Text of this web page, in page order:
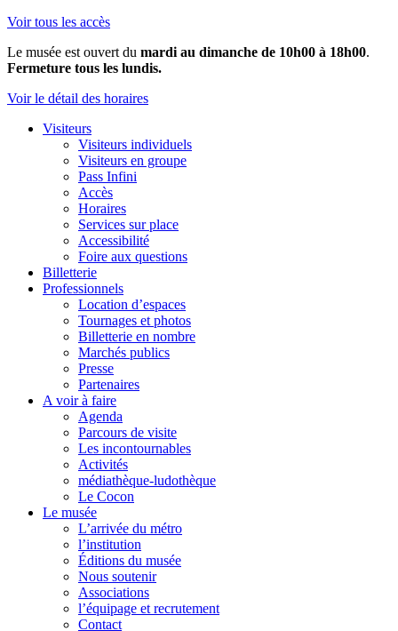
Voir tous les accès
Le musée est ouvert du mardi au dimanche de 10h00 à 18h00.
Fermeture tous les lundis.
Voir le détail des horaires
Visiteurs
Visiteurs individuels
Visiteurs en groupe
Pass Infini
Accès
Horaires
Services sur place
Accessibilité
Foire aux questions
Billetterie
Professionnels
Location d’espaces
Tournages et photos
Billetterie en nombre
Marchés publics
Presse
Partenaires
A voir à faire
Agenda
Parcours de visite
Les incontournables
Activités
médiathèque-ludothèque
Le Cocon
Le musée
L’arrivée du métro
l’institution
Éditions du musée
Nous soutenir
Associations
l’équipage et recrutement
Contact